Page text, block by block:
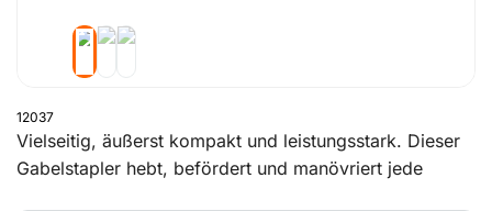
12037
Vielseitig, äußerst kompakt und leistungsstark. Dieser
Gabelstapler hebt, befördert und manövriert jede